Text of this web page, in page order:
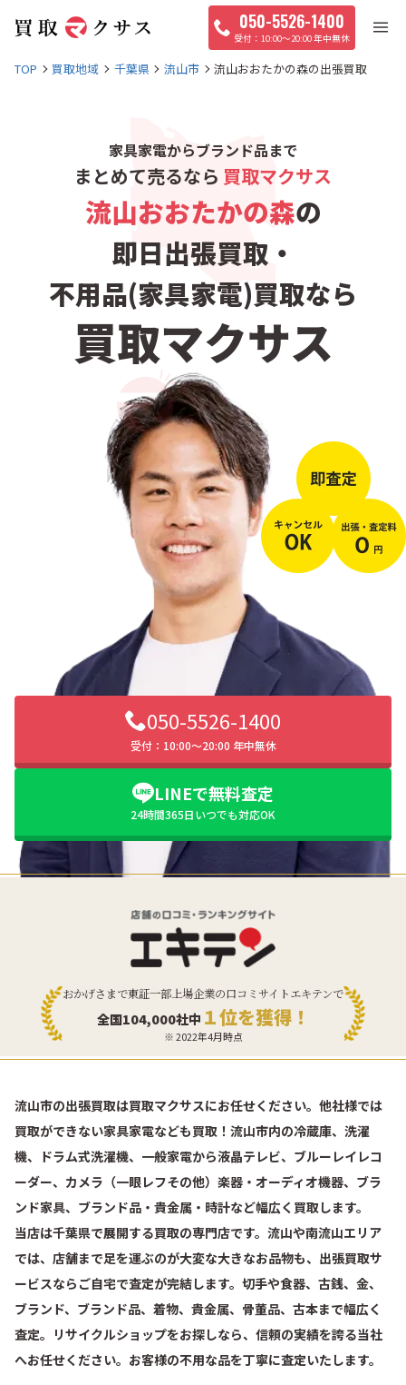
050-5526-1400
10:00〜20:00 年中無休
TOP 買取地域 千葉県 流山市 流山おおたかの森の出張買取
家具家電からブランド品まで
まとめて売るなら 買取マクサス
流山おおたかの森の
即日出張買取・
不用品(家具家電)買取なら
買取マクサス
050-5526-1400
受付：10:00〜20:00 年中無休
LINEで無料査定
24時間365日いつでも対応OK
おかげさまで東証一部上場企業の口コミサイトエキテンで
全国104,000社中 １位を獲得！
※ 2022年4月時点
流山市の出張買取は買取マクサスにお任せください。他社様では
買取ができない家具家電なども買取！流山市内の冷蔵庫、洗濯
機、ドラム式洗濯機、一般家電から液晶テレビ、ブルーレイレコ
ーダー、カメラ（一眼レフその他）楽器・オーディオ機器、ブラ
ンド家具、ブランド品・貴金属・時計など幅広く買取します。
当店は千葉県で展開する買取の専門店です。流山や南流山エリア
では、店舗まで足を運ぶのが大変な大きなお品物も、出張買取サ
ービスならご自宅で査定が完結します。切手や食器、古銭、金、
ブランド、ブランド品、着物、貴金属、骨董品、古本まで幅広く
査定。リサイクルショップをお探しなら、信頼の実績を誇る当社
へお任せください。お客様の不用な品を丁寧に査定いたします。